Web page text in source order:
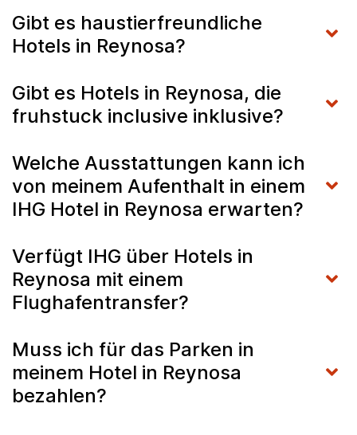
Gibt es haustierfreundliche
Hotels in Reynosa?
Gibt es Hotels in Reynosa, die
fruhstuck inclusive inklusive?
Welche Ausstattungen kann ich
von meinem Aufenthalt in einem
IHG Hotel in Reynosa erwarten?
Verfügt IHG über Hotels in
Reynosa mit einem
Flughafentransfer?
Muss ich für das Parken in
meinem Hotel in Reynosa
bezahlen?